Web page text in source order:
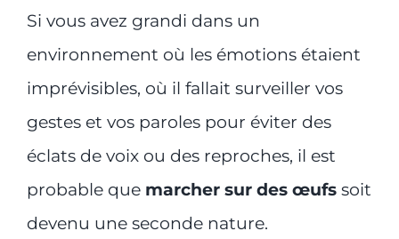
Si vous avez grandi dans un
environnement où les émotions étaient
imprévisibles, où il fallait surveiller vos
gestes et vos paroles pour éviter des
éclats de voix ou des reproches, il est
probable que marcher sur des œufssoit
devenu une seconde nature.